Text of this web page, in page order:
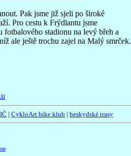
Pak jsme již sjeli po široké
Pro cestu k Frýdlantu jsme
stadionu na levý břeh a
ale ještě trochu zajel na Malý smrček.
| CykloArt bike klub | beskydské trasy